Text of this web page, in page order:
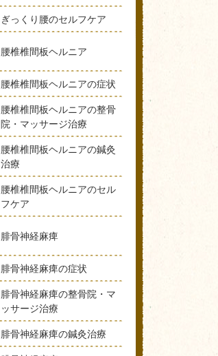
ぎっくり腰のセルフケア
腰椎椎間板ヘルニア
腰椎椎間板ヘルニアの症状
腰椎椎間板ヘルニアの整骨
院・マッサージ治療
腰椎椎間板ヘルニアの鍼灸
治療
腰椎椎間板ヘルニアのセル
フケア
腓骨神経麻痺
腓骨神経麻痺の症状
腓骨神経麻痺の整骨院・マ
ッサージ治療
腓骨神経麻痺の鍼灸治療